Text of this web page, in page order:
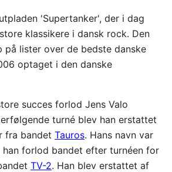
'Supertanker', der i dag
klassikere i dansk rock. Den
lister over de bedste danske
optaget i den danske
succes forlod Jens Valo
turné blev han erstattet
fra bandet Tauros. Hans navn var
han forlod bandet efter turnéen for
TV-2. Han blev erstattet af